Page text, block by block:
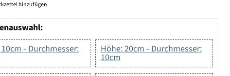
hinzufügen
- Durchmesser:
Höhe: 20cm - Durchmesser:
10cm